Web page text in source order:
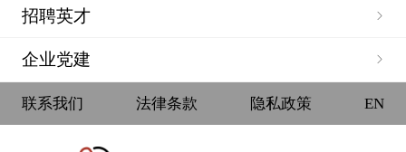
招聘英才
企业党建
联系我们 法律条款 隐私政策 EN